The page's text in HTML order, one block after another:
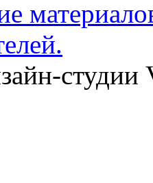
студии